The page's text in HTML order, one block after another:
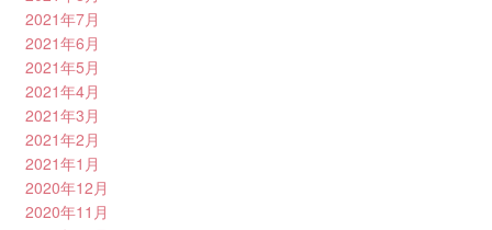
2021年7月
2021年6月
2021年5月
2021年4月
2021年3月
2021年2月
2021年1月
2020年12月
2020年11月